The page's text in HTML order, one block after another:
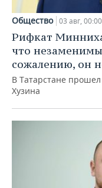
Общество 03 авг, 00:00
Рифкат
что
сожалению, он
В Татарстане
Хузина